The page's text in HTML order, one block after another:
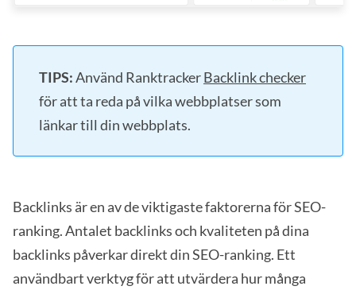
TIPS:Använd RanktrackerBacklink checker
för att ta reda på vilka webbplatser som
länkar till din webbplats.
Backlinks är en av de viktigaste faktorerna för SEO-
ranking. Antalet backlinks och kvaliteten på dina
backlinks påverkar direkt din SEO-ranking. Ett
användbart verktyg för att utvärdera hur många